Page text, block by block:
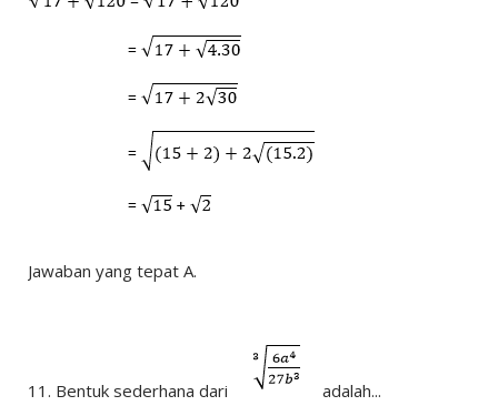
Jawaban yang tepat A.
11. Bentuk sederhana dari adalah...